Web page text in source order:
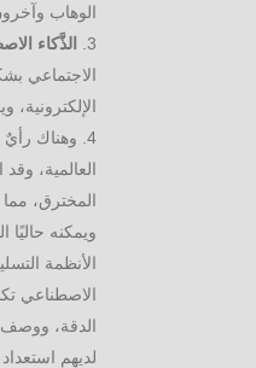
الوهاب وآخرون، 2018،
الذَّكاء
الاجتماعي
العالمية،
المخترق،
ويمكنه حاليًا
الأنظمة
الاصطناعي
الدقة، ووصف
لديهم